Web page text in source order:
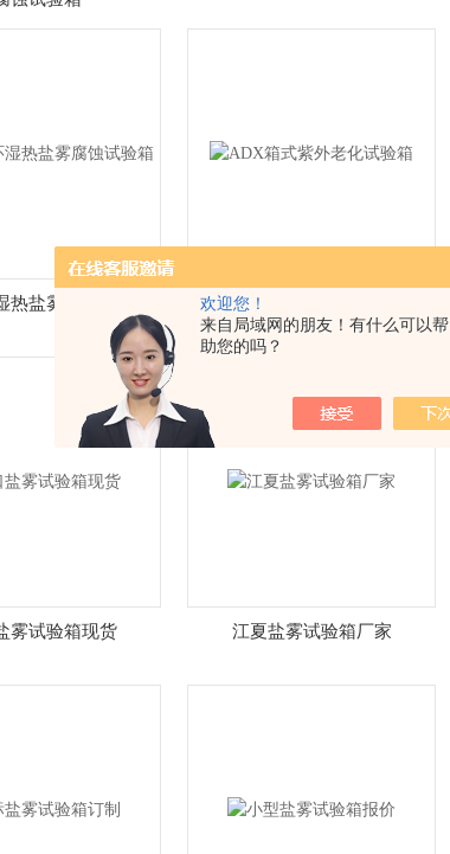
欢迎您！
来自局域网的朋友！有什么可以帮
助您的吗？
热盐雾腐蚀试验箱 ADX箱式紫外老化试验箱
雾试验箱现货 江夏盐雾试验箱厂家